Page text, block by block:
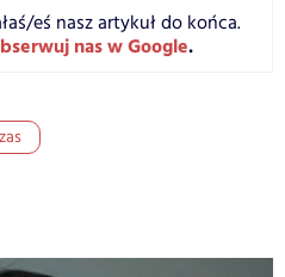
eś nasz artykuł do końca.
nas w Google.